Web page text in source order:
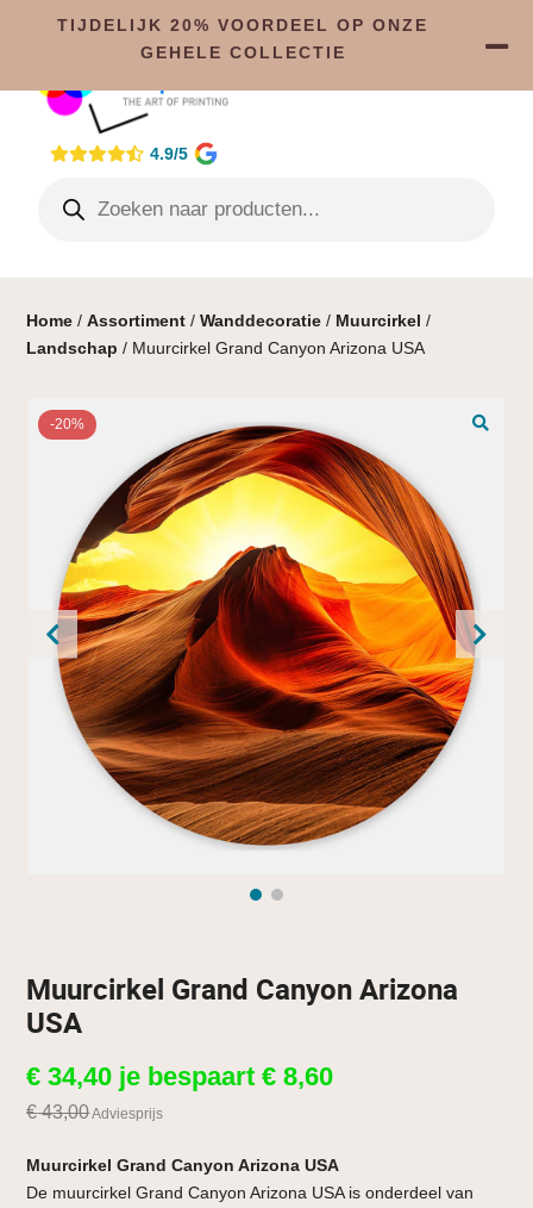
4.9/5
Home /Assortiment /Wanddecoratie / Muurcirkel /
Landschap / Muurcirkel Grand Canyon Arizona USA
-20%
Muurcirkel Grand Canyon Arizona
USA
€ 34,40 je bespaart€ 8,60
€43,00Adviesprijs
Muurcirkel Grand Canyon Arizona USA
De muurcirkel Grand Canyon Arizona USA is onderdeel van
TIJDELIJK 20% VOORDEEL OP ONZE
GEHELE COLLECTIE